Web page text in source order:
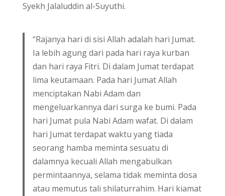
Syekh Jalaluddin al-Suyuthi.
“Rajanya hari di sisi Allah adalah hari Jumat.
Ia lebih agung dari pada hari raya kurban
dan hari raya Fitri. Di dalam Jumat terdapat
lima keutamaan. Pada hari Jumat Allah
menciptakan Nabi Adam dan
mengeluarkannya dari surga ke bumi. Pada
hari Jumat pula Nabi Adam wafat. Di dalam
hari Jumat terdapat waktu yang tiada
seorang hamba meminta sesuatu di
dalamnya kecuali Allah mengabulkan
permintaannya, selama tidak meminta dosa
atau memutus tali shilaturrahim. Hari kiamat